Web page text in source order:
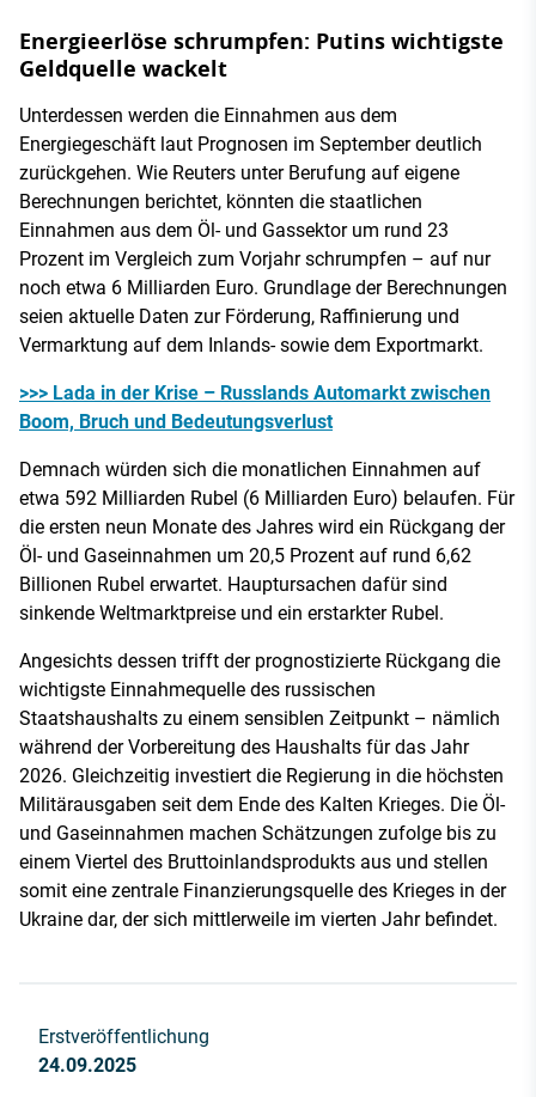
Energieerlöse schrumpfen: Putins wichtigste
Geldquelle wackelt
Unterdessen werden die Einnahmen aus dem
Energiegeschäft laut Prognosen im September deutlich
zurückgehen. Wie Reuters unter Berufung auf eigene
Berechnungen berichtet, könnten die staatlichen
Einnahmen aus dem Öl- und Gassektor um rund 23
Prozent im Vergleich zum Vorjahr schrumpfen – auf nur
noch etwa 6 Milliarden Euro. Grundlage der Berechnungen
seien aktuelle Daten zur Förderung, Raffinierung und
Vermarktung auf dem Inlands- sowie dem Exportmarkt.
>>> Lada in der Krise – Russlands Automarkt zwischen
Boom, Bruch und Bedeutungsverlust
Demnach würden sich die monatlichen Einnahmen auf
etwa 592 Milliarden Rubel (6 Milliarden Euro) belaufen. Für
die ersten neun Monate des Jahres wird ein Rückgang der
Öl- und Gaseinnahmen um 20,5 Prozent auf rund 6,62
Billionen Rubel erwartet. Hauptursachen dafür sind
sinkende Weltmarktpreise und ein erstarkter Rubel.
Angesichts dessen trifft der prognostizierte Rückgang die
wichtigste Einnahmequelle des russischen
Staatshaushalts zu einem sensiblen Zeitpunkt – nämlich
während der Vorbereitung des Haushalts für das Jahr
2026. Gleichzeitig investiert die Regierung in die höchsten
Militärausgaben seit dem Ende des Kalten Krieges. Die Öl-
und Gaseinnahmen machen Schätzungen zufolge bis zu
einem Viertel des Bruttoinlandsprodukts aus und stellen
somit eine zentrale Finanzierungsquelle des Krieges in der
Ukraine dar, der sich mittlerweile im vierten Jahr befindet.
Erstveröffentlichung
24.09.2025